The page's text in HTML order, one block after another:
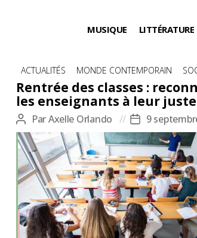
MUSIQUE LITTÉRATURE
Catégories
ACTUALITÉS MONDE CONTEMPORAIN
Rentrée des classes :
les enseignants à leur
Auteur
de
l’article
ParAxelle Orlando
Date
de
l’article
9